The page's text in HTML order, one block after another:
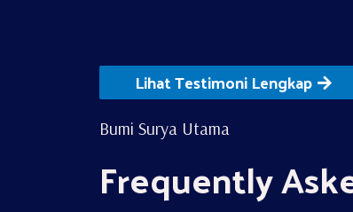
Lihat Testimoni Lengkap
Bumi Surya Utama
Frequently